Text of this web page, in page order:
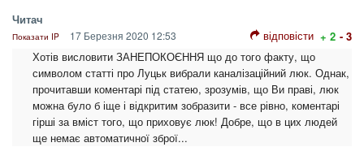
Читач
Показати IP 17 Березня 2020 12:53 відповісти + 2 - 3
Хотів висловити ЗАНЕПОКОЄННЯ що до того факту, що
символом статті про Луцьк вибрали каналізаційний люк. Однак,
прочитавши коментарі під статею, зрозумів, що Ви праві, люк
можна було б іще і відкритим зобразити - все рівно, коментарі
гірші за вміст того, що приховує люк! Добре, що в цих людей
ще немає автоматичної зброї...